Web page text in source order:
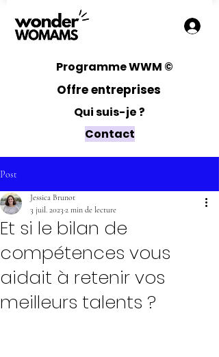
Programme WWM ©
Offre entreprises
Qui suis-je ?
Contact
Post
Et si le bilan de
compétences vous
aidait à retenir vos
meilleurs talents ?
Jessica Brunot
3 juil. 2023 2 min de lecture